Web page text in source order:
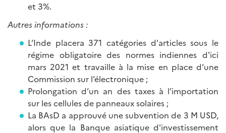
et 3%.
Autres informations :
L’Inde placera 371 catégories d'articles sous le
régime obligatoire des normes indiennes d'ici
mars 2021 et travaille à la mise en place d’une
Commission sur l’électronique ;
Prolongation d’un an des taxes à l’importation
sur les cellules de panneaux solaires ;
La BAsD a approuvé une subvention de 3 M USD,
alors que la Banque asiatique d'investissement